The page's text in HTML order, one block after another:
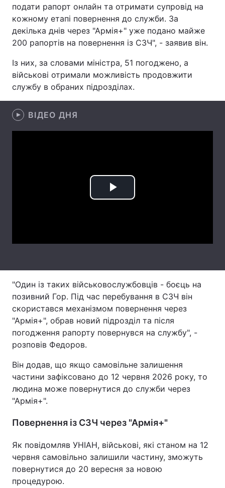
Здоров'я Туризм
Цікавинки Погода
Лонгріди
Відео з Youtube
Інтерв'ю Думки
Тема оформлення
подати рапорт онлайн та отримати супровід на
кожному етапі повернення до служби. За
декілька днів через "Армія+" уже подано майже
200 рапортів на повернення із СЗЧ", - заявив він.
Із них, за словами міністра, 51 погоджено, а
військові отримали можливість продовжити
службу в обраних підрозділах.
ВІДЕО ДНЯ
Play
"Один із таких військовослужбовців - боєць на
позивний Гор. Під час перебування в СЗЧ він
скористався механізмом повернення через
"Армія+", обрав новий підрозділ та після
погодження рапорту повернувся на службу", -
розповів Федоров.
Він додав, що якщо самовільне залишення
частини зафіксовано до 12 червня 2026 року, то
людина може повернутися до служби через
"Армія+".
Повернення із СЗЧ через "Армія+"
Як повідомляв УНІАН, військові, які станом на 12
червня самовільно залишили частину, зможуть
повернутися до 20 вересня за новою
процедурою.